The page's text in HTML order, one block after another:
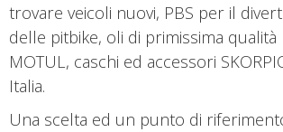
trovare veicoli nuovi, PBS per il
delle pitbike, oli di primissima qualità
MOTUL, caschi ed accessori
Italia.
Una scelta ed un punto di